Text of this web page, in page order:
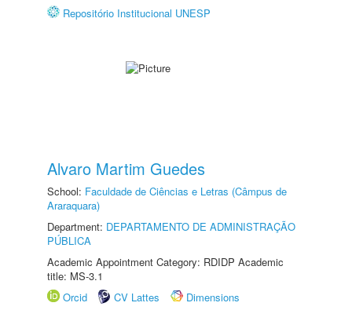
Repositório Institucional UNESP
Alvaro Martim Guedes
School: Faculdade de Ciências e Letras (Câmpus de
Araraquara)
Department: DEPARTAMENTO DE ADMINISTRAÇÃO
PÚBLICA
Academic Appointment Category: RDIDP Academic
title: MS-3.1
Orcid
CV Lattes
Dimensions